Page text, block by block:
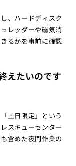
、ハードディスク
レッダーや磁気消
るかを事前に確認
えたいのです
土日限定」という
スキューセンター
含めた夜間作業の